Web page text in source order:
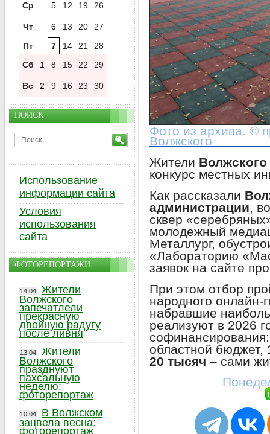
Фото из архива. ©
Волжского
Жители Волжского
конкурс местных
Как рассказали
администрации,
сквер
молодежный
Металлург,
«Лабораторию
заявок на сайте
При этом отбор
народного онлайн-
набравшие
реализуют в 2026
областной бюджет,
20 тысяч – сами
Ср 5 12 19 26
Чт 6 13 20
27
Пт
7 14 21
28
Сб
1 8 15 22 29
Вс 2 9 16 23 30
ПОИСК
Использование
информации сайта
Условия
использования
сайта
ФОТОРЕПОРТАЖИ
14.04
Жители
Волжского
запечатлели
прекрасную
двойную радугу
после ливня
13.04
Жители
Волжского
празднуют
пахсальную
неделю:
фоторепортаж
10.04
В Волжском
зацвела весна:
фоторепортаж